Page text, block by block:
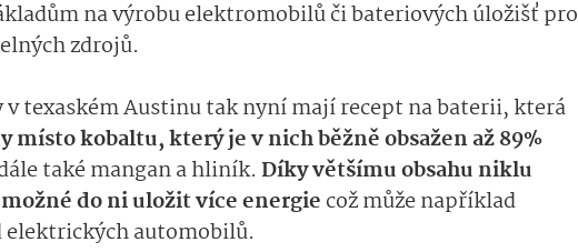
na výrobu elektromobilů či bateriových úložišť pro
zdrojů.
v texaském Austinu tak nyní mají recept na baterii, která
místo kobaltu, který je v nich běžně obsažen až 89%
také mangan a hliník.Díky většímu obsahu niklu
do ni uložit více energie což může například
automobilů.